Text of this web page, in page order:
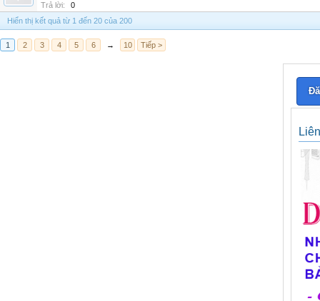
Trả lời:
0
Hiển thị kết quả từ 1 đến 20 của 200
1 2 3 4 5 6 → 10 Tiếp >